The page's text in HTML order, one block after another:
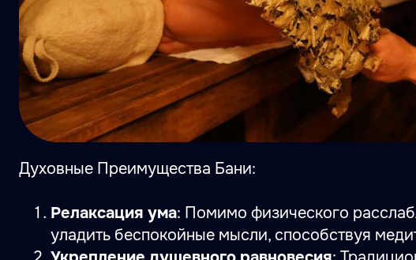
Духовные Преимущества Бани:
Релаксация ума: Помимо физического
уладить беспокойные мысли, способствуя